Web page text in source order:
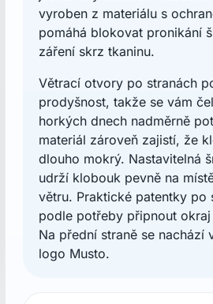
vyroben z materiálu s
pomáhá blokovat pronikání
záření skrz tkaninu.
Větrací otvory po stranách
prodyšnost, takže se vám
horkých dnech nadměrně
materiál zároveň zajistí, že
dlouho mokrý. Nastavitelná
udrží klobouk pevně na
větru. Praktické patentky po
podle potřeby připnout
Na přední straně se nachází
logo Musto.